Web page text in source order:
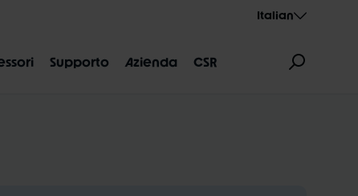
Italian
Supporto Azienda CSR